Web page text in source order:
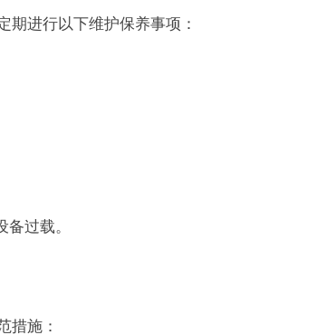
期进行以下维护保养事项：
过载。
措施：